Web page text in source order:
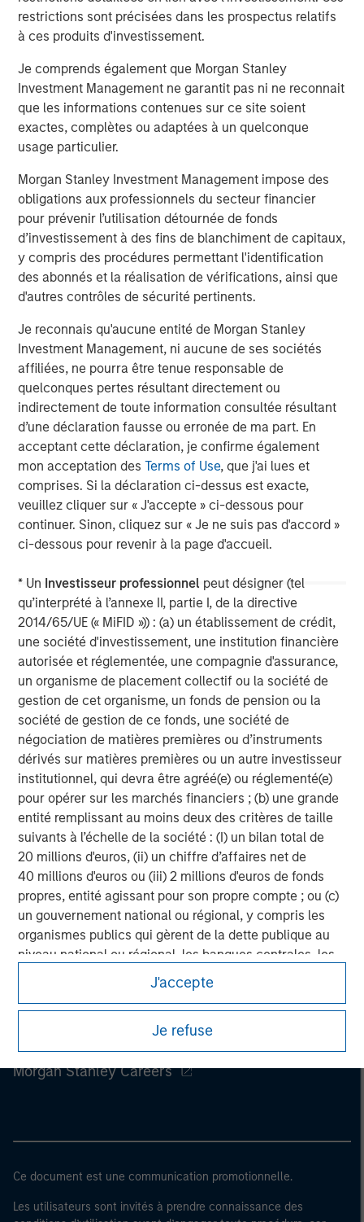
restrictions sont précisées dans les prospectus relatifs
à ces produits d'investissement.
Je comprends également que Morgan Stanley
Investment Management ne garantit pas ni ne reconnait
que les informations contenues sur ce site soient
exactes, complètes ou adaptées à un quelconque
usage particulier.
Morgan Stanley Investment Management impose des
obligations aux professionnels du secteur financier
pour prévenir l’utilisation détournée de fonds
d’investissement à des fins de blanchiment de capitaux,
y compris des procédures permettant l'identification
des abonnés et la réalisation de vérifications, ainsi que
d'autres contrôles de sécurité pertinents.
Je reconnais qu'aucune entité de Morgan Stanley
Investment Management, ni aucune de ses sociétés
affiliées, ne pourra être tenue responsable de
quelconques pertes résultant directement ou
indirectement de toute information consultée résultant
d’une déclaration fausse ou erronée de ma part. En
acceptant cette déclaration, je confirme également
mon acceptation desTerms of Use, que j'ai lues et
comprises. Si la déclaration ci-dessus est exacte,
veuillez cliquer sur « J'accepte » ci-dessous pour
continuer. Sinon, cliquez sur « Je ne suis pas d'accord »
ci-dessous pour revenir à la page d'accueil.
* Un Investisseur professionnel peut désigner (tel
qu’interprété à l’annexe II, partie I, de la directive
2014/65/UE (« MiFID »)) : (a) un établissement de crédit,
une société d'investissement, une institution financière
autorisée et réglementée, une compagnie d'assurance,
un organisme de placement collectif ou la société de
gestion de cet organisme, un fonds de pension ou la
société de gestion de ce fonds, une société de
négociation de matières premières ou d’instruments
dérivés sur matières premières ou un autre investisseur
institutionnel, qui devra être agréé(e) ou réglementé(e)
pour opérer sur les marchés financiers ; (b) une grande
entité remplissant au moins deux des critères de taille
suivants à l’échelle de la société : (I) un bilan total de
20 millions d'euros, (ii) un chiffre d’affaires net de
40 millions d'euros ou (iii) 2 millions d'euros de fonds
propres, entité agissant pour son propre compte ; ou (c)
un gouvernement national ou régional, y compris les
organismes publics qui gèrent de la dette publique au
niveau national ou régional, les banques centrales, les
institutions internationales et supranationales comme
la Banque Mondiale, le FMI, la BCE, la BEI et d'autres
organisations internationales similaires agissant pour
Veuillez noter que la notion d’Investisseur professionnel
peut ne pas être définie par l'autorité de réglementation
J'accepte
Je refuse
Peter M. Campo, CFA
Managing Director
Steve Sebo
Executive Director
Analyses mises en avant
ARTICLE
Real Estate Midyear Outlook:
Constructive Amid Fluid Backdrop
The current macroenvironment remains resilient
markets. As inflation and energy prices keep
central banks hawkish, real estate continues to
offer attractive relative value, supported by a
25% repricing, durable income streams, and
constrained supply. In this environment,
diversified portfolios and selective asset-level
investing remain critical.
7 AOÛT 2026
Morgan Stanley Careers
Ce document est une communication promotionnelle.
Les utilisateurs sont invités à prendre connaissance des